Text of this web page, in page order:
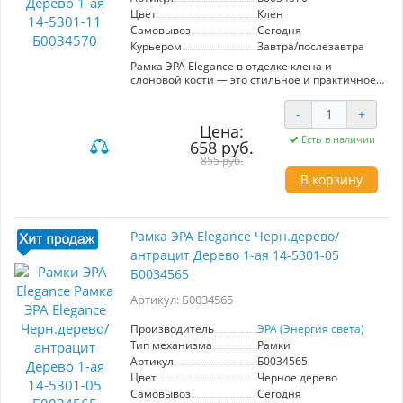
Цвет
Клен
Самовывоз
Сегодня
Курьером
Завтра/послезавтра
Рамка ЭРА Elegance в отделке клена и
слоновой кости — это стильное и практичное
одной ячейкой идеально подходит для
установки в помещениях с современным
дизайном. Использование натурального
дерева обеспечивает долговечность и
устойчивость к повреждениям, а элегантный
индивидуальность. Установка рамки проста и
в уже существующий интерьер. Специально
разработанная конструкция обеспечивает
надежное крепление и защиту от случайных
повреждений. Рамка ЭРА Elegance не только
функциональна, но и станет ярким акцентом,
подчеркивающим стиль вашего дома.
Выбирая эту модель, вы получаете высокое
качество и эстетическое удовольствие в одном
решении.
Цена:
658 руб.
855 руб.
- +
Есть в наличии
В корзину
Рамка ЭРА Elegance Черн.дерево/
антрацит Дерево 1-ая 14-5301-05
Б0034565
Артикул: Б0034565
Производитель
ЭРА (Энергия света)
Тип механизма
Рамки
Артикул
Б0034565
Цвет
Черное дерево
Самовывоз
Сегодня